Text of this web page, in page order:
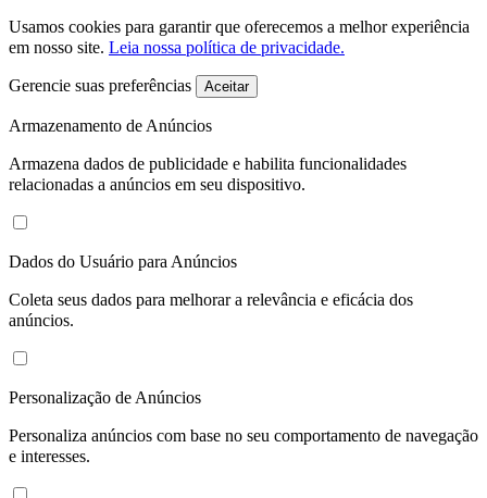
Usamos cookies para garantir que oferecemos a melhor experiência
em nosso site. Leia nossa política de privacidade.
Gerencie suas preferências Aceitar
Armazenamento de Anúncios
Armazena dados de publicidade e habilita funcionalidades
relacionadas a anúncios em seu dispositivo.
Dados do Usuário para Anúncios
Coleta seus dados para melhorar a relevância e eficácia dos
anúncios.
Personalização de Anúncios
Personaliza anúncios com base no seu comportamento de navegação
e interesses.